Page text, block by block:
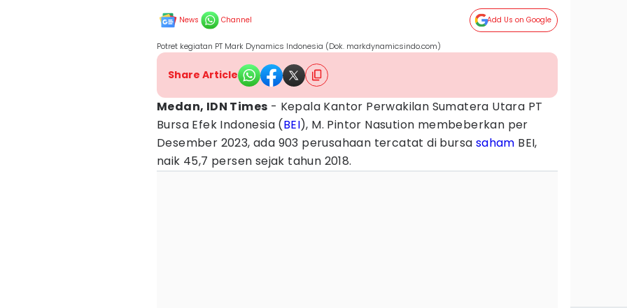
News Channel Add Us on Google
Potret kegiatan PT Mark Dynamics Indonesia (Dok. markdynamicsindo.com)
Share Article
Medan, IDN Times - Kepala Kantor Perwakilan Sumatera Utara PT
Bursa Efek Indonesia (BEI), M. Pintor Nasution membeberkan per
Desember 2023, ada 903 perusahaan tercatat di bursa saham BEI,
naik 45,7 persen sejak tahun 2018.